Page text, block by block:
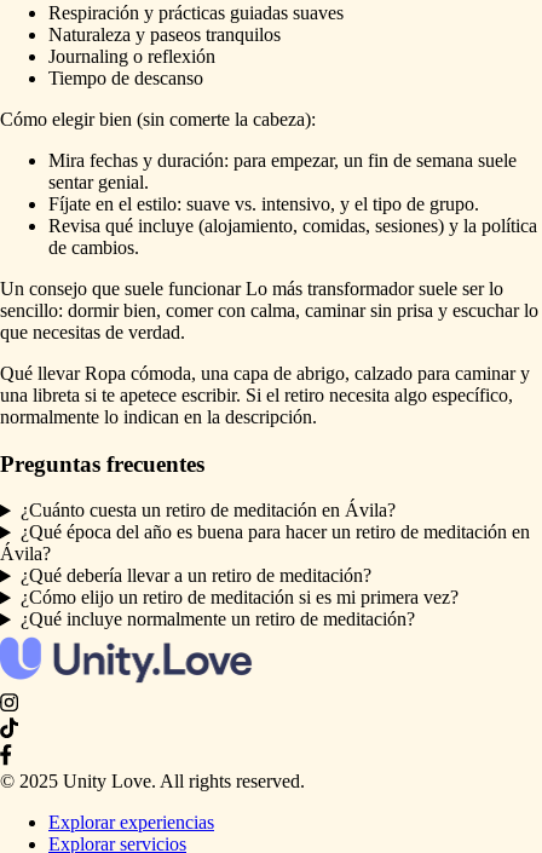
Respiración y prácticas guiadas suaves
Naturaleza y paseos tranquilos
Journaling o reflexión
Tiempo de descanso
Cómo elegir bien (sin comerte la cabeza):
Mira fechas y duración: para empezar, un fin de semana suele
sentar genial.
Fíjate en el estilo: suave vs. intensivo, y el tipo de grupo.
Revisa qué incluye (alojamiento, comidas, sesiones) y la política
de cambios.
Un consejo que suele funcionar Lo más transformador suele ser lo
sencillo: dormir bien, comer con calma, caminar sin prisa y escuchar lo
que necesitas de verdad.
Qué llevar Ropa cómoda, una capa de abrigo, calzado para caminar y
una libreta si te apetece escribir. Si el retiro necesita algo específico,
normalmente lo indican en la descripción.
Preguntas frecuentes
¿Cuánto cuesta un retiro de meditación en Ávila?
¿Qué época del año es buena para hacer un retiro de meditación en
Ávila?
¿Qué debería llevar a un retiro de meditación?
¿Cómo elijo un retiro de meditación si es mi primera vez?
¿Qué incluye normalmente un retiro de meditación?
© 2025 Unity Love. All rights reserved.
Explorar experiencias
Explorar servicios